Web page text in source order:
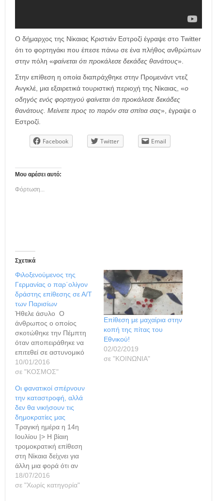
Ο δήμαρχος της Νίκαιας Κριστιάν Εστροζί έγραψε στο Twitter
ότι το φορτηγάκι που έπεσε πάνω σε ένα πλήθος ανθρώπων
στην πόλη «φαίνεται ότι προκάλεσε δεκάδες θανάτους».
Στην επίθεση η οποία διαπράχθηκε στην Προμενάντ ντεζ
Ανγκλέ, μια εξαιρετικά τουριστική περιοχή της Νίκαιας, «ο
οδηγός ενός φορτηγού φαίνεται ότι προκάλεσε δεκάδες
θανάτους. Μείνετε προς το παρόν στα σπίτια σας», έγραψε ο
Εστροζί.
Facebook Twitter Email
Μου αρέσει αυτό:
Φόρτωση...
Σχετικά
Φιλοξενούμενος της
Γερμανίας ο παρ΄ολίγον
δράστης επίθεσης σε Α/Τ
των Παρισίων
Ήθελε άσυλο Ο
άνθρωπος ο οποίος
σκοτώθηκε την Πέμπτη
όταν αποπειράθηκε να
επιτεθεί σε αστυνομικό
τμήμα του Παρισιού
ζούσε «σε ένα κέντρο
άσυλο» στο δυτικό τμήμα
της Γερμανίας, όπου η
αστυνομία έκανε έρευνα
χθες Σάββατο,
ανακοίνωσαν οι
γερμανικές αστυνομικές
αρχές. «Ουδεμία ένδειξη
για ενδεχόμενες άλλες
επιθέσεις» βρέθηκε κατά
τη…
10/01/2016
σε "ΚΟΣΜΟΣ"
Επίθεση με μαχαίρια στην
κοπή της πίτας του
Εθνικού!
02/02/2019
σε "ΚΟΙΝΩΝΙΑ"
Οι φανατικοί σπέρνουν
την καταστροφή, αλλά
δεν θα νικήσουν τις
δημοκρατίες μας
Τραγική ημέρα η 14η
Ιουλίου |> Η βίαιη
τρομοκρατική επίθεση
στη Νίκαια δείχνει για
άλλη μια φορά ότι αν
υπάρχει μια χώρα που
βρίσκεται στο στόχαστρο
18/07/2016
σε "Χωρίς κατηγορία"